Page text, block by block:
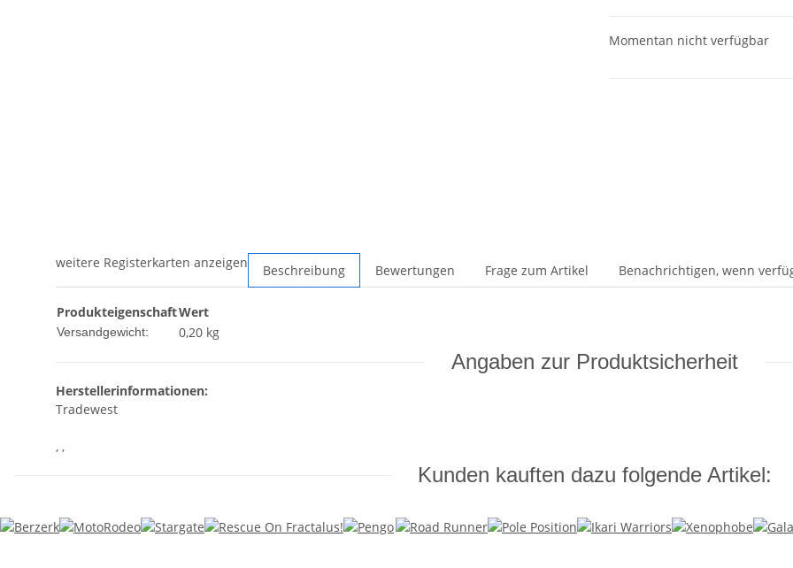
Momentan nicht verfügbar
weitere Registerkarten anzeigen Beschreibung Bewertungen Frage zum Artikel Benachrichtigen, wenn
ProdukteigenschaftWert
Versandgewicht: 0,20 kg
Angaben zur Produktsicherheit
Herstellerinformationen:
Tradewest
, ,
Kunden kauften dazu folgende Artikel: